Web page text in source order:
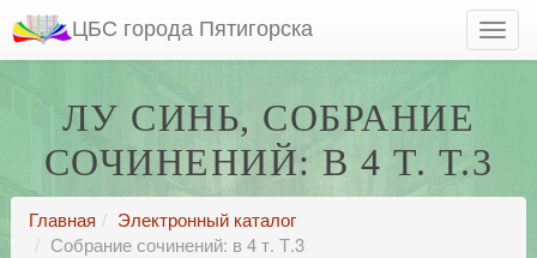
ЦБС города Пятигорска
ЛУ СИНЬ, СОБРАНИЕ
СОЧИНЕНИЙ: В 4 Т. Т.3
Главная
Электронный каталог
Собрание сочинений: в 4 т. Т.3